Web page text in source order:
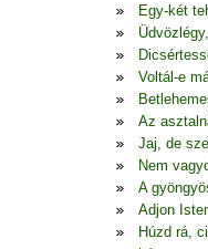
Egy-két
Voltál-e
Az
Jaj, de
Nem
A
Adjon
Húzd rá,